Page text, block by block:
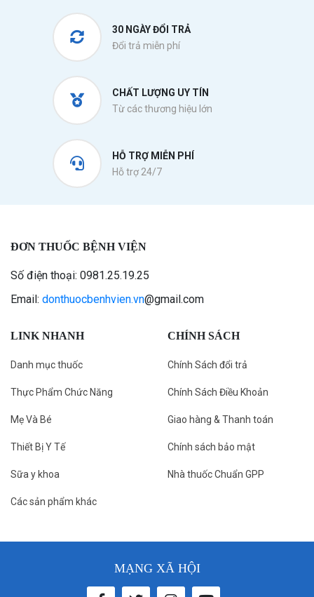
30 NGÀY ĐỔI TRẢ
Đổi trả miễn phí
CHẤT LƯỢNG UY TÍN
Từ các thương hiệu lớn
HỖ TRỢ MIỄN PHÍ
Hỗ trợ 24/7
ĐƠN THUỐC BỆNH VIỆN
Số điện thoại: 0981.25.19.25
Email: donthuocbenhvien.vn@gmail.com
LINK NHANH
Danh mục thuốc
Thực Phẩm Chức Năng
Mẹ Và Bé
Thiết Bị Y Tế
Sữa y khoa
Các sản phẩm khác
CHÍNH SÁCH
Chính Sách đổi trả
Chính Sách Điều Khoản
Giao hàng & Thanh toán
Chính sách bảo mật
Nhà thuốc Chuẩn GPP
MẠNG XÃ HỘI